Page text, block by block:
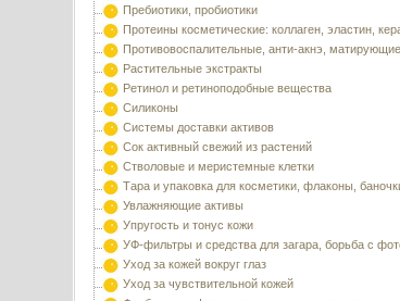
Пребиотики, пробиотики
Протеины косметические: коллаген, эластин,
Противовоспалительные, анти-акнэ, матирующие
Растительные экстракты
Ретинол и ретиноподобные вещества
Силиконы
Системы доставки активов
Сок активный свежий из растений
Стволовые и меристемные клетки
Тара и упаковка для косметики, флаконы,
Увлажняющие активы
Упругость и тонус кожи
УФ-фильтры и средства для загара, борьба с
Уход за кожей вокруг глаз
Уход за чувствительной кожей